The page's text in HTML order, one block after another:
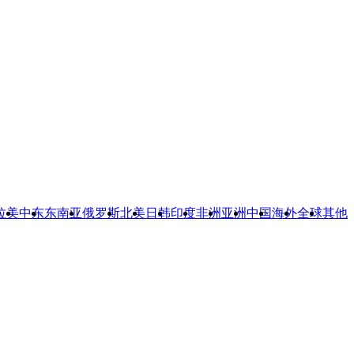
美中东东南亚俄罗斯北美 日韩印度非洲 亚洲中国海外全球其他